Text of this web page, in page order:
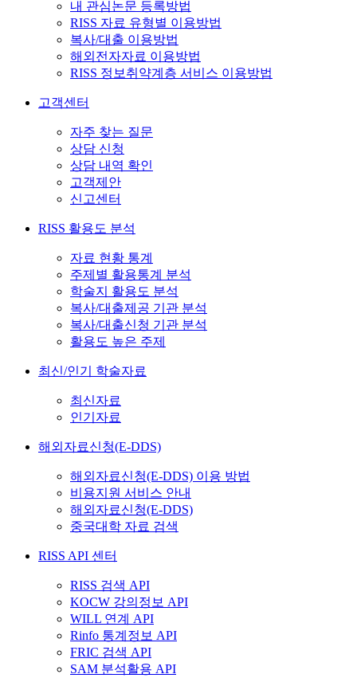
내 관심논문 등록방법
RISS 자료 유형별 이용방법
복사/대출 이용방법
해외전자자료 이용방법
RISS 정보취약계층 서비스 이용방법
고객센터
자주 찾는 질문
상담 신청
상담 내역 확인
고객제안
신고센터
RISS 활용도 분석
자료 현황 통계
주제별 활용통계 분석
학술지 활용도 분석
복사/대출제공 기관 분석
복사/대출신청 기관 분석
활용도 높은 주제
최신/인기 학술자료
최신자료
인기자료
해외자료신청(E-DDS)
해외자료신청(E-DDS) 이용 방법
비용지원 서비스 안내
해외자료신청(E-DDS)
중국대학 자료 검색
RISS API 센터
RISS 검색 API
KOCW 강의정보 API
WILL 연계 API
Rinfo 통계정보 API
FRIC 검색 API
SAM 분석활용 API